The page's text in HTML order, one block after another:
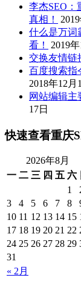
李杰SEO：
真相！
什么是万词
看！
2019
交换友情链
百度搜索指
2018年12月
网站编辑主
17日
快速查看重庆
2026年8月
一 二 三 四 五 六
« 2月
1
3
4 5 6 7 8
10 11 12 13 14 15
17 18 19 20 21 22
24 25 26 27 28 29
31